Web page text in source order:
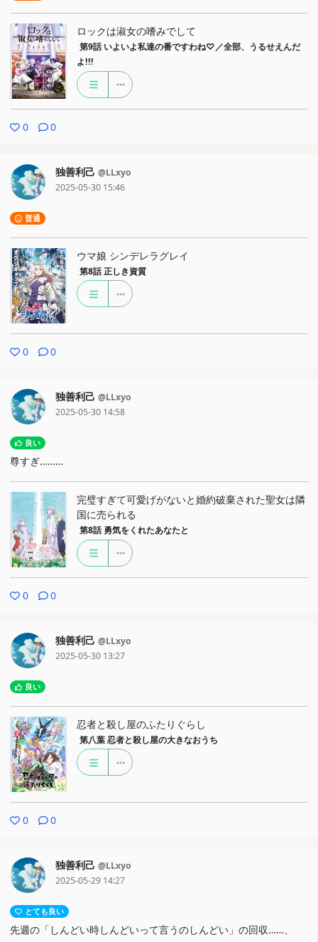
ロックは淑女の嗜みでして
第9話 いよいよ私達の番ですわね♡／全部、うるせえんだ
よ!!!
0 0
独善利己 @LLxyo
2025-05-30 15:46
普通
ウマ娘 シンデレラグレイ
第8話 正しき資質
0 0
独善利己 @LLxyo
2025-05-30 14:58
良い
尊すぎ………
完璧すぎて可愛げがないと婚約破棄された聖女は隣
国に売られる
第8話 勇気をくれたあなたと
0 0
独善利己 @LLxyo
2025-05-30 13:27
良い
忍者と殺し屋のふたりぐらし
第八葉 忍者と殺し屋の大きなおうち
0 0
独善利己 @LLxyo
2025-05-29 14:27
とても良い
先週の「しんどい時しんどいって言うのしんどい」の回収……、